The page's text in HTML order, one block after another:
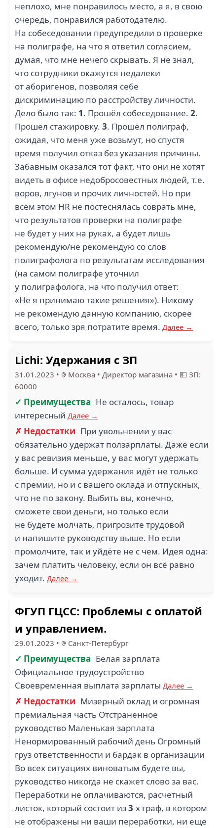
неплохо, мне понравилось место, а я, в свою
очередь, понравился работодателю.
На собеседовании предупредили о проверке
на полиграфе, на что я ответил согласием,
думая, что мне нечего скрывать. Я не знал,
что сотрудники окажутся недалеки
от аборигенов, позволяя себе
дискриминацию по расстройству личности.
Дело было так: 1. Прошёл собеседование. 2.
Прошёл стажировку. 3. Прошёл полиграф,
ожидая, что меня уже возьмут, но спустя
время получил отказ без указания причины.
Забавным оказался тот факт, что они не хотят
видеть в офисе недобросовестных людей, т.е.
воров, лгунов и прочих личностей. Но при
всём этом HR не постеснялась соврать мне,
что результатов проверки на полиграфе
не будет у них на руках, а будет лишь
рекомендую/не рекомендую со слов
полиграфолога по результатам исследования
(на самом полиграфе уточнил
у полиграфолога, на что получил ответ:
«Не я принимаю такие решения»). Никому
не рекомендую данную компанию, скорее
всего, только зря потратите время. Далее →
Lichi: Удержания с ЗП
31.01.2023 • Москва • Директор магазина • 💵 ЗП:
60000
✓ Преимущества Не осталось, товар
интересный Далее →
✗ Недостатки При увольнении у вас
обязательно удержат ползарплаты. Даже если
у вас ревизия меньше, у вас могут удержать
больше. И сумма удержания идёт не только
с премии, но и с вашего оклада и отпускных,
что не по закону. Выбить вы, конечно,
сможете свои деньги, но только если
не будете молчать, пригрозите трудовой
и напишите руководству выше. Но если
промолчите, так и уйдёте не с чем. Идея одна:
зачем платить человеку, если он всё равно
уходит. Далее →
ФГУП ГЦСС: Проблемы с оплатой
и управлением.
29.01.2023 • Санкт-Петербург
✓ Преимущества Белая зарплата
Официальное трудоустройство
Своевременная выплата зарплаты Далее →
✗ Недостатки Мизерный оклад и огромная
премиальная часть Отстраненное
руководство Маленькая зарплата
Ненормированный рабочий день Огромный
груз ответственности и бардак в организации
Во всех ситуациях виноватым будете вы,
руководство никогда не скажет слово за вас.
Переработки не оплачиваются, расчетный
листок, который состоит из3-х граф, в котором
не отображены ни ваши переработки, ни еще